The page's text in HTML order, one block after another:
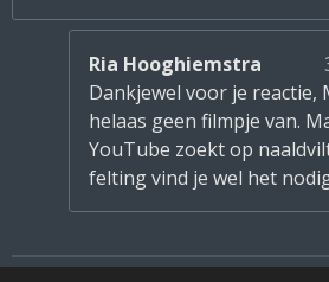
Ria Hooghiemstra
Dankjewel voor je reactie,
helaas geen filmpje van.
YouTube zoekt op
felting vind je wel het